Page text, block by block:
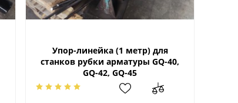
Упор-линейка (1 метр) для
станков рубки арматуры GQ-40,
GQ-42, GQ-45